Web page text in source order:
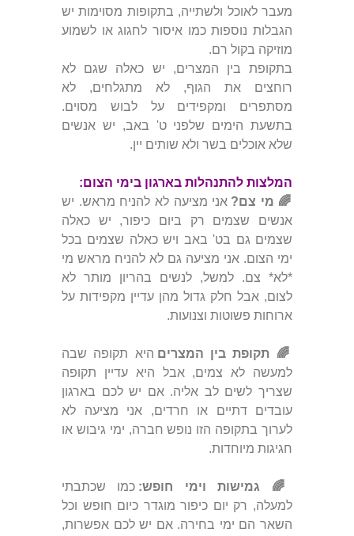
מעבר לאוכל ולשתייה, בתקופות מסוימות יש
הגבלות נוספות כמו איסור לחגוג או לשמוע
מוזיקה בקול רם.
בתקופת בין המצרים, יש כאלה שגם לא
רוחצים את הגוף, לא מתגלחים, לא
מסתפרים ומקפידים על לבוש מסוים.
בתשעת הימים שלפני ט' באב, יש אנשים
שלא אוכלים בשר ולא שותים יין.
המלצות להתנהלות בארגון בימי הצום:
🌈 מי צם? אני מציעה לא להניח מראש. יש
אנשים שצמים רק ביום כיפור, יש כאלה
שצמים גם בט' באב ויש כאלה שצמים בכל
ימי הצום. אני מציעה גם לא להניח מראש מי
*לא* צם. למשל, לנשים בהריון מותר לא
לצום, אבל חלק גדול מהן עדיין מקפידות על
ארוחות פשוטות וצנועות.
🌈 תקופת בין המצרים היא תקופה שבה
למעשה לא צמים, אבל היא עדיין תקופה
שצריך לשים לב אליה. אם יש לכם בארגון
עובדים דתיים או חרדים, אני מציעה לא
לערוך בתקופה הזו נופש חברה, ימי גיבוש או
חגיגות מיוחדות.
🌈 גמישות וימי חופש: כמו שכתבתי
למעלה, רק יום כיפור מוגדר כיום חופש וכל
השאר הם ימי בחירה. אם יש לכם אפשרות,